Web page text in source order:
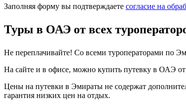
Заполняя форму вы подтверждаете согласие на
Туры в ОАЭ от всех
Не переплачивайте! Со всеми туроператорами по
На сайте и в офисе, можно купить путевку в ОАЭ от
Цены на путевки в Эмираты не содержат
гарантия низких цен на отдых.